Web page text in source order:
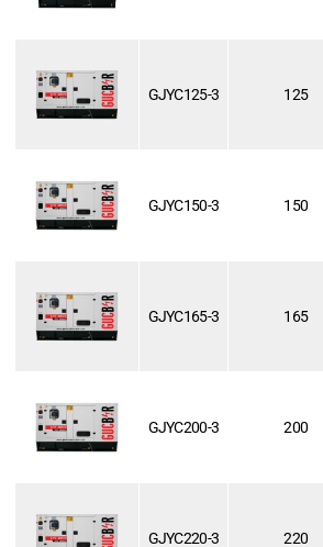
GJYC125-3 125
GJYC150-3 150
GJYC165-3 165
GJYC200-3 200
GJYC220-3 220